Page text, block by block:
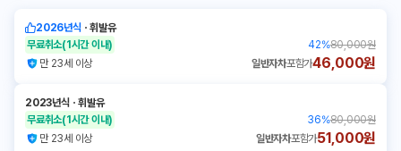
2026년식 ㆍ휘발유
무료취소(1시간 이내) 42%80,000원
만 23세 이상
일반자차포함가46,000원
2023년식 ㆍ휘발유
무료취소(1시간 이내) 36%80,000원
만 23세 이상
일반자차포함가51,000원